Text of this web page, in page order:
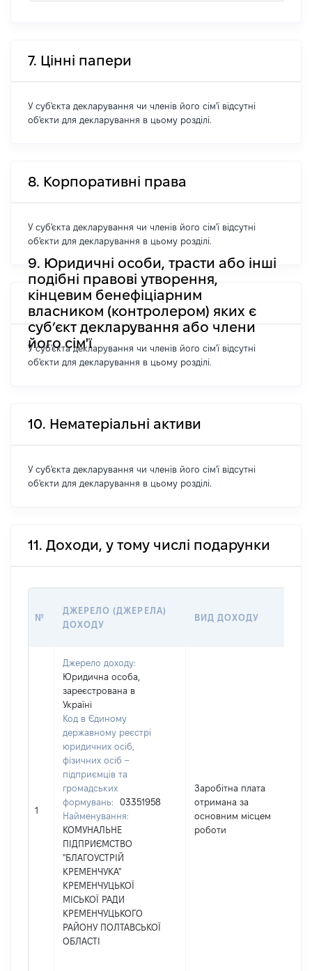
7. Цінні папери
У суб'єкта декларування чи членів його сім'ї відсутні
об'єкти для декларування в цьому розділі.
8. Корпоративні права
У суб'єкта декларування чи членів його сім'ї відсутні
об'єкти для декларування в цьому розділі.
9. Юридичні особи, трасти або інші
подібні правові утворення,
кінцевим бенефіціарним
власником (контролером) яких є
суб’єкт декларування або члени
його сім'ї
У суб'єкта декларування чи членів його сім'ї відсутні
об'єкти для декларування в цьому розділі.
10. Нематеріальні активи
У суб'єкта декларування чи членів його сім'ї відсутні
об'єкти для декларування в цьому розділі.
11. Доходи, у тому числі подарунки
№
ДЖЕРЕЛО (ДЖЕРЕЛА)
ДОХОДУ
ВИД ДОХОДУ
1
Джерело доходу:
Юридична особа,
зареєстрована в
Україні
Код в Єдиному
державному реєстрі
юридичних осіб,
фізичних осіб –
підприємців та
громадських
формувань:
03351958
Найменування:
КОМУНАЛЬНЕ
ПІДПРИЄМСТВО
"БЛАГОУСТРІЙ
КРЕМЕНЧУКА"
КРЕМЕНЧУЦЬКОЇ
МІСЬКОЇ РАДИ
КРЕМЕНЧУЦЬКОГО
РАЙОНУ ПОЛТАВСЬКОЇ
ОБЛАСТІ
Заробітна плата
отримана за
основним місцем
роботи